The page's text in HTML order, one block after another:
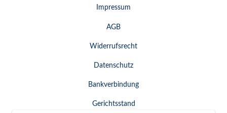
Impressum
AGB
Widerrufsrecht
Datenschutz
Bankverbindung
Gerichtsstand